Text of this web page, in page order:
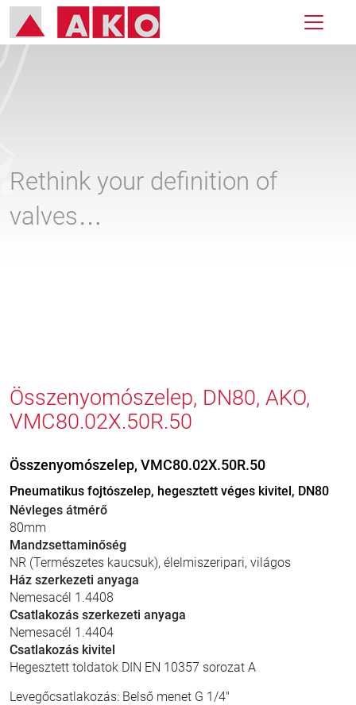
Rethink your definition of
valves…
Összenyomószelep, DN80, AKO,
VMC80.02X.50R.50
Összenyomószelep, VMC80.02X.50R.50
Pneumatikus fojtószelep, hegesztett véges kivitel, DN80
Névleges átmérő
80mm
Mandzsettaminőség
NR (Természetes kaucsuk), élelmiszeripari, világos
Ház szerkezeti anyaga
Nemesacél 1.4408
Csatlakozás szerkezeti anyaga
Nemesacél 1.4404
Csatlakozás kivitel
Hegesztett toldatok DIN EN 10357 sorozat A
Levegőcsatlakozás: Belső menet G 1/4"